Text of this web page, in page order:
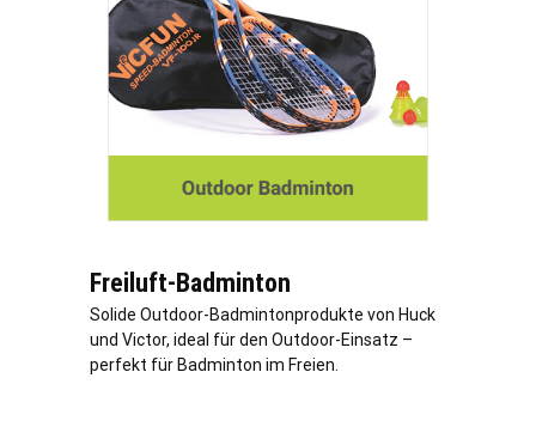
Freiluft-Badminton
Solide Outdoor-Badmintonprodukte von Huck
und Victor, ideal für den Outdoor-Einsatz –
perfekt für Badminton im Freien.